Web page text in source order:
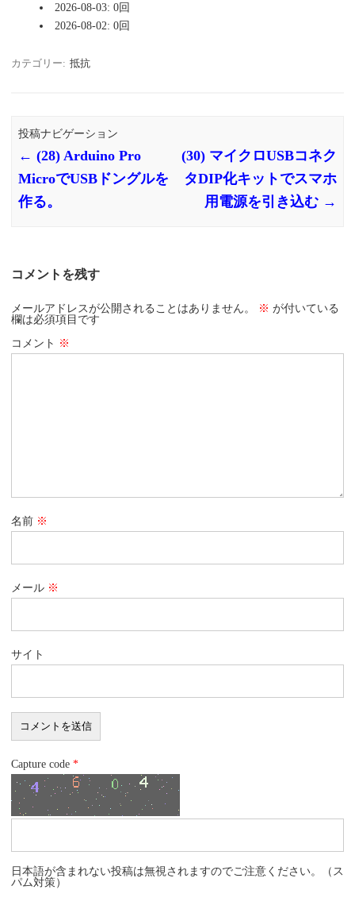
2026-08-03: 0回
2026-08-02: 0回
カテゴリー: 抵抗
投稿ナビゲーション
← (28) Arduino Pro
MicroでUSBドングルを
作る。
(30) マイクロUSBコネク
タDIP化キットでスマホ
用電源を引き込む →
コメントを残す
メールアドレスが公開されることはありません。 ※ が付いている
欄は必須項目です
コメント ※
名前 ※
メール ※
サイト
Capture code *
日本語が含まれない投稿は無視されますのでご注意ください。（ス
パム対策）